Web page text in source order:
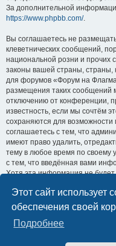
Этот сайт использует
обеспечения своей
Подробнее
За дополнительной
https://www.phpbb.com/.
Вы соглашаетесь не
клеветнических сообщений,
национальной розни и прочих
законы вашей страны, страны,
для форумов «Форум на
размещения таких сообщений
отключению от конференции,
известность, если мы сочтём
сохраняются для
соглашаетесь с тем, что
имеют право удалить,
тему в любое время по своему
с тем, что введённая вами
Хотя эта информация не
разрешения, ни
phpBB Limited не может быть
могут привести к